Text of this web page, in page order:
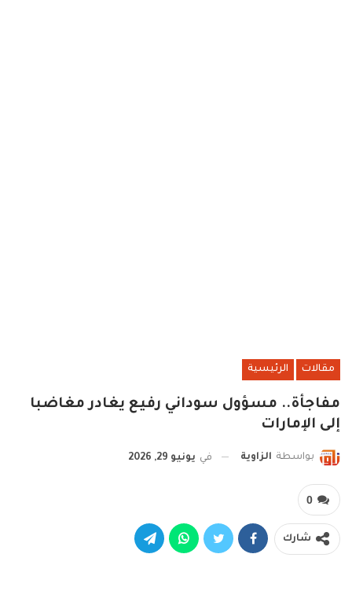
مقالات الرئيسية
مفاجأة.. مسؤول سوداني رفيع يغادر مغاضبا
إلى الإمارات
بواسطة الزاوية في يونيو 29, 2026
0
شارك